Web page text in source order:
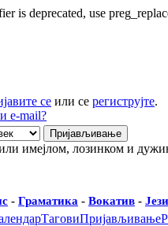
is deprecated, use
се или се региструјте.
e-mail?
имејлом, лозинком и
- Граматика - Вокатив -
ТаговиПријављивање